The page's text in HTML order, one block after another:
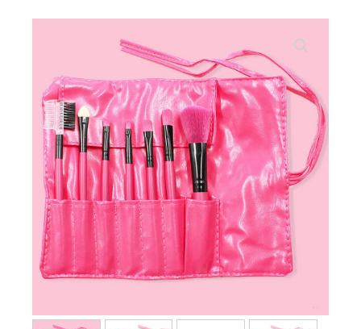
Hd pro conceal classic ivory -
l.a. girl
Q54.00 + ADD